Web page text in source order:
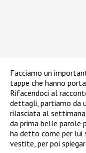
Facciamo un
tappe che hanno
Rifacendoci al
dettagli, partiamo da
rilasciata al
da prima belle parole
ha detto come per lui
vestite, per poi